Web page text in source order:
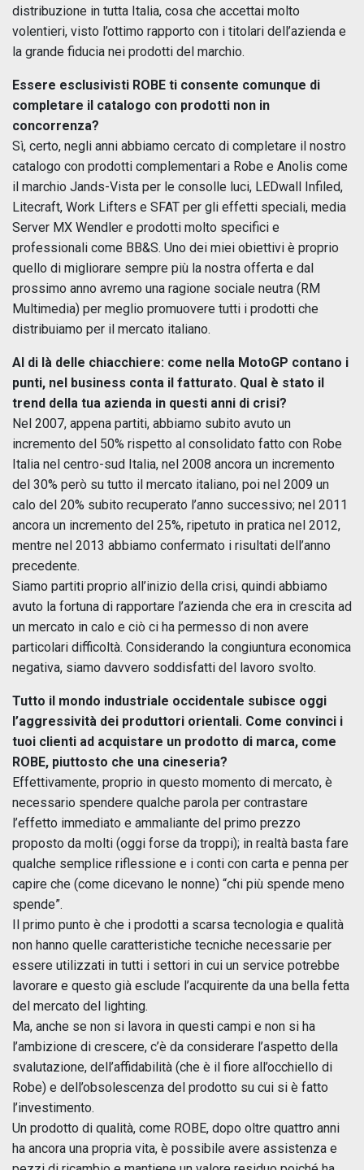
distribuzione in tutta Italia, cosa che accettai molto
volentieri, visto l’ottimo rapporto con i titolari dell’azienda e
la grande fiducia nei prodotti del marchio.
Essere esclusivisti ROBE ti consente comunque di
completare il catalogo con prodotti non in
concorrenza?
Sì, certo, negli anni abbiamo cercato di completare il nostro
catalogo con prodotti complementari a Robe e Anolis come
il marchio Jands-Vista per le consolle luci, LEDwall Infiled,
Litecraft, Work Lifters e SFAT per gli effetti speciali, media
Server MX Wendler e prodotti molto specifici e
professionali come BB&S. Uno dei miei obiettivi è proprio
quello di migliorare sempre più la nostra offerta e dal
prossimo anno avremo una ragione sociale neutra (RM
Multimedia) per meglio promuovere tutti i prodotti che
distribuiamo per il mercato italiano.
Al di là delle chiacchiere: come nella MotoGP contano i
punti, nel business conta il fatturato. Qual è stato il
trend della tua azienda in questi anni di crisi?
Nel 2007, appena partiti, abbiamo subito avuto un
incremento del 50% rispetto al consolidato fatto con Robe
Italia nel centro-sud Italia, nel 2008 ancora un incremento
del 30% però su tutto il mercato italiano, poi nel 2009 un
calo del 20% subito recuperato l’anno successivo; nel 2011
ancora un incremento del 25%, ripetuto in pratica nel 2012,
mentre nel 2013 abbiamo confermato i risultati dell’anno
precedente.
Siamo partiti proprio all’inizio della crisi, quindi abbiamo
avuto la fortuna di rapportare l’azienda che era in crescita ad
un mercato in calo e ciò ci ha permesso di non avere
particolari difficoltà. Considerando la congiuntura economica
negativa, siamo davvero soddisfatti del lavoro svolto.
Tutto il mondo industriale occidentale subisce oggi
l’aggressività dei produttori orientali. Come convinci i
tuoi clienti ad acquistare un prodotto di marca, come
ROBE, piuttosto che una cineseria?
Effettivamente, proprio in questo momento di mercato, è
necessario spendere qualche parola per contrastare
l’effetto immediato e ammaliante del primo prezzo
proposto da molti (oggi forse da troppi); in realtà basta fare
qualche semplice riflessione e i conti con carta e penna per
capire che (come dicevano le nonne) “chi più spende meno
spende”.
Il primo punto è che i prodotti a scarsa tecnologia e qualità
non hanno quelle caratteristiche tecniche necessarie per
essere utilizzati in tutti i settori in cui un service potrebbe
lavorare e questo già esclude l’acquirente da una bella fetta
del mercato del lighting.
Ma, anche se non si lavora in questi campi e non si ha
l’ambizione di crescere, c’è da considerare l’aspetto della
svalutazione, dell’affidabilità (che è il fiore all’occhiello di
Robe) e dell’obsolescenza del prodotto su cui si è fatto
l’investimento.
Un prodotto di qualità, come ROBE, dopo oltre quattro anni
ha ancora una propria vita, è possibile avere assistenza e